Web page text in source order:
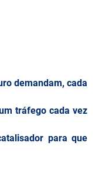
demandam, cada
tráfego cada vez
para que